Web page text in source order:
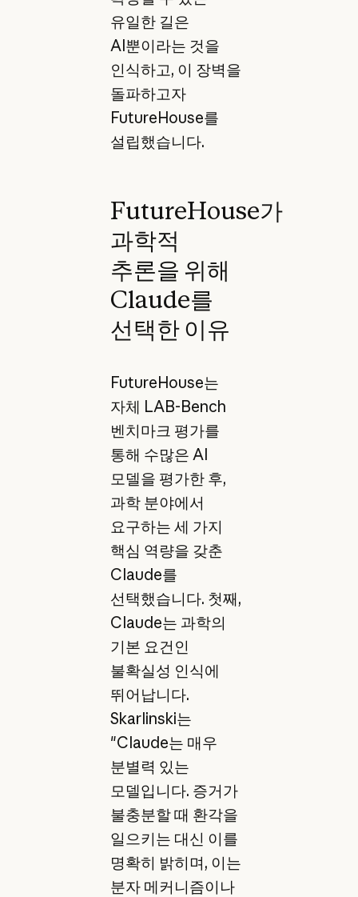
유일한 길은
AI뿐이라는 것을
인식하고, 이 장벽을
돌파하고자
FutureHouse를
설립했습니다.
FutureHouse가
과학적
추론을 위해
Claude를
선택한 이유
FutureHouse는
자체 LAB-Bench
벤치마크 평가를
통해 수많은 AI
모델을 평가한 후,
과학 분야에서
요구하는 세 가지
핵심 역량을 갖춘
Claude를
선택했습니다. 첫째,
Claude는 과학의
기본 요건인
불확실성 인식에
뛰어납니다.
Skarlinski는
"Claude는 매우
분별력 있는
모델입니다. 증거가
불충분할 때 환각을
일으키는 대신 이를
명확히 밝히며, 이는
분자 메커니즘이나